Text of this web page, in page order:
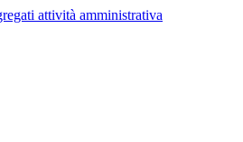
attività amministrativa